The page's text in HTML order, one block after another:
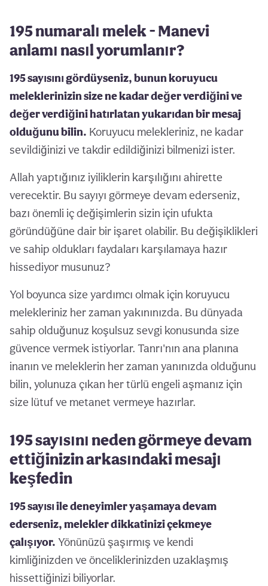
195 numaralı melek - Manevi
anlamı nasıl yorumlanır?
195 sayısını gördüyseniz, bunun koruyucu
meleklerinizin size ne kadar değer verdiğini ve
değer verdiğini hatırlatan yukarıdan bir mesaj
olduğunu bilin. Koruyucu melekleriniz, ne kadar
sevildiğinizi ve takdir edildiğinizi bilmenizi ister.
Allah yaptığınız iyiliklerin karşılığını ahirette
verecektir. Bu sayıyı görmeye devam ederseniz,
bazı önemli iç değişimlerin sizin için ufukta
göründüğüne dair bir işaret olabilir. Bu değişiklikleri
ve sahip oldukları faydaları karşılamaya hazır
hissediyor musunuz?
Yol boyunca size yardımcı olmak için koruyucu
melekleriniz her zaman yakınınızda. Bu dünyada
sahip olduğunuz koşulsuz sevgi konusunda size
güvence vermek istiyorlar. Tanrı'nın ana planına
inanın ve meleklerin her zaman yanınızda olduğunu
bilin, yolunuza çıkan her türlü engeli aşmanız için
size lütuf ve metanet vermeye hazırlar.
195 sayısını neden görmeye devam
ettiğinizin arkasındaki mesajı
keşfedin
195 sayısı ile deneyimler yaşamaya devam
ederseniz, melekler dikkatinizi çekmeye
çalışıyor. Yönünüzü şaşırmış ve kendi
kimliğinizden ve önceliklerinizden uzaklaşmış
hissettiğinizi biliyorlar.